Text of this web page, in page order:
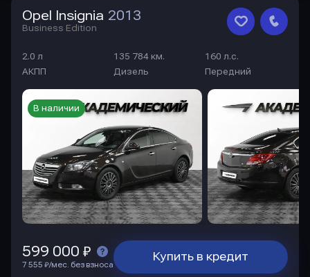
Opel Insignia 2013
Business Edition
2.0 л 135 784 км.
160 л.с.
АКПП
Дизель Передний
В наличии
Купить в кредит
599 000 ₽
7 555 ₽/мес. без взноса